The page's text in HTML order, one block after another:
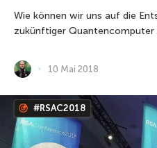
Wie können wir uns auf die
zukünftiger Quantencomputer
10 Mai 2018
#RSAC2018